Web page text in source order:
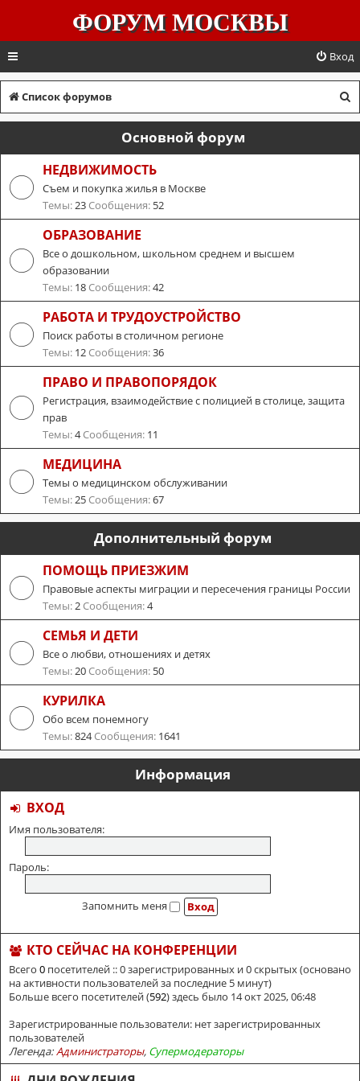
ФОРУМ МОСКВЫ
Вход
Список форумов
о
Основной форум
НЕДВИЖИМОСТЬ
Съем и покупка жилья в Москве
Темы:23 Сообщения: 52
ОБРАЗОВАНИЕ
Все о дошкольном, школьном среднем и высшем
образовании
Темы: 18 Сообщения:42
РАБОТА И ТРУДОУСТРОЙСТВО
Поиск работы в столичном регионе
Темы: 12 Сообщения:36
ПРАВО И ПРАВОПОРЯДОК
Регистрация, взаимодействие с полицией в столице, защита
прав
Темы:4Сообщения: 11
МЕДИЦИНА
Темы о медицинском обслуживании
Темы:25 Сообщения:67
Дополнительный форум
ПОМОЩЬ ПРИЕЗЖИМ
Правовые аспекты миграции и пересечения границы России
Темы:2 Сообщения:4
СЕМЬЯ И ДЕТИ
Все о любви, отношениях и детях
Темы:20 Сообщения: 50
КУРИЛКА
Обо всем понемногу
Темы:824Сообщения: 1641
Информация
ВХОД
Имя пользователя:
Пароль:
Запомнить меня
КТО СЕЙЧАС НА КОНФЕРЕНЦИИ
Всего 0 посетителей :: 0 зарегистрированных и 0 скрытых (основано
на активности пользователей за последние 5 минут)
Больше всего посетителей (592) здесь было 14 окт 2025, 06:48
Зарегистрированные пользователи: нет зарегистрированных
пользователей
Легенда:Администраторы, Супермодераторы